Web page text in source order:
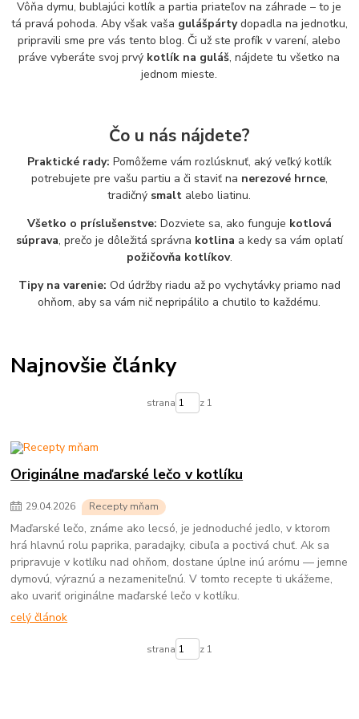
Vôňa dymu, bublajúci kotlík a partia priateľov na záhrade – to je
tá pravá pohoda. Aby však vaša gulášpártydopadla na jednotku,
pripravili sme pre vás tento blog. Či už ste profík v varení, alebo
práve vyberáte svoj prvý kotlík na guláš, nájdete tu všetko na
jednom mieste.
Čo u nás nájdete?
Praktické rady: Pomôžeme vám rozlúsknuť, aký veľký kotlík
potrebujete pre vašu partiu a či staviť na nerezové hrnce,
tradičný smalt alebo liatinu.
Všetko o príslušenstve: Dozviete sa, ako funguje kotlová
súprava, prečo je dôležitá správna kotlina a kedy sa vám oplatí
požičovňa kotlíkov.
Tipy na varenie: Od údržby riadu až po vychytávky priamo nad
ohňom, aby sa vám nič nepripálilo a chutilo to každému.
Najnovšie články
strana z 1
Originálne maďarské lečo v kotlíku
29.04.2026 Recepty mňam
Maďarské lečo, známe ako lecsó, je jednoduché jedlo, v ktorom
hrá hlavnú rolu paprika, paradajky, cibuľa a poctivá chuť. Ak sa
pripravuje v kotlíku nad ohňom, dostane úplne inú arómu — jemne
dymovú, výraznú a nezameniteľnú. V tomto recepte ti ukážeme,
ako uvariť originálne maďarské lečo v kotlíku.
celý článok
strana z 1